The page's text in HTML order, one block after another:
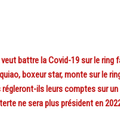
veut battre la Covid-19 sur le ring
boxeur star, monte sur le
régleront-ils leurs comptes sur un
ne sera plus président en